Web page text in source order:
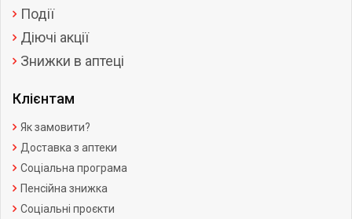
Події
Діючі акції
Знижки в аптеці
Клієнтам
Як замовити?
Доставка з аптеки
Соціальна програма
Пенсійна знижка
Соціальні проєкти